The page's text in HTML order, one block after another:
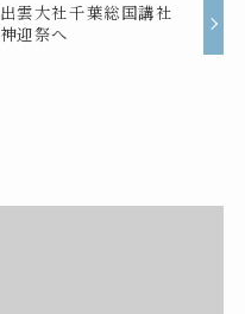
出雲大社千葉総国講社
神迎祭へ